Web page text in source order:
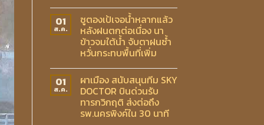
01
ส.ค.
ซูตองเป้เจอน้ำหลากแล้ว
หลังฝนตกต่อเนื่อง นา
ข้าวจมใต้น้ำ จับตาฝนซ้ำ
หวั่นกระทบพื้นที่เพิ่ม
01
ส.ค.
ผาเมือง สนับสนุนทีม SKY
DOCTOR บินด่วนรับ
ทารกวิกฤติ ส่งต่อถึง
รพ.นครพิงค์ใน 30 นาที